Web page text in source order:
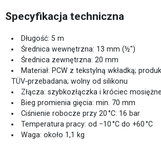
Specyfikacja techniczna
Długość: 5 m
Średnica wewnętrzna: 13 mm (½")
Średnica zewnętrzna: 20 mm
Materiał: PCW z tekstylną wkładką;
TÜV‑przebadana; wolny od silikonu
Złącza: szybkozłączka i króciec
Bieg promienia gięcia: min. 70 mm
Ciśnienie robocze przy 20 °C: 16 bar
Temperatura pracy: od −10 °C do +60 °C
Waga: około 1,1 kg